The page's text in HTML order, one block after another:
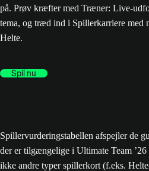
på. Prøv kræfter med Træner: Live-
tema, og træd ind i Spillerkarriere
Helte.
Spil nu
Spillervurderingstabellen afspejler de
der er tilgængelige i Ultimate Team
ikke andre typer spillerkort (f.eks.